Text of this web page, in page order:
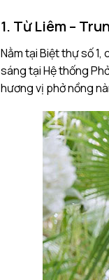
1. Từ Liêm –
Nằm tại Biệt thự số
sáng tại Hệ thống
hương vị phở nồng